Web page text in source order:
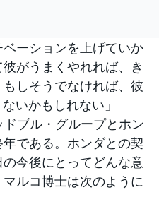
ベーションを上げていか
がうまくやれれば、き
しそうでなければ、彼
いかもしれない」
ブル・グループとホン
である。ホンダとの契
今後にとってどんな意
ルコ博士は次のように